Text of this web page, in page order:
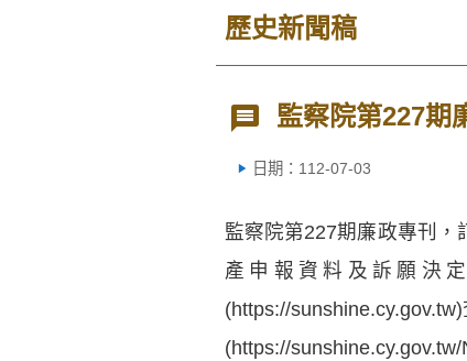
歷史新聞稿
監察院第227期
日期：112-07-03
監察院第227期廉政專刊，
產申報資料及訴願決
(https://
(https://